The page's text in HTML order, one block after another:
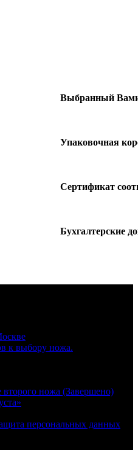
Выбранный
Упаковочная
Сертификат
Бухгалтерские
к выбору ножа.
ножа (Завершено)
персональных данных